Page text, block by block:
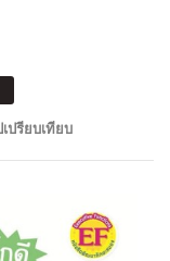
ปรียบเทียบ